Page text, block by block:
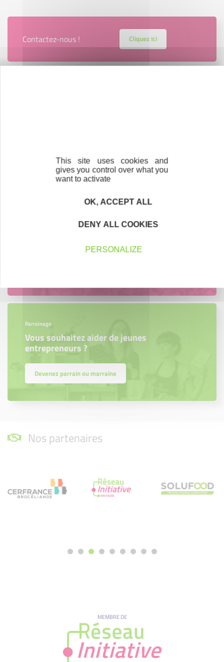
Contactez-nous ! Cliquez ici
En savoir plus
projet entrepreneurial
Parrainage
Vous souhaitez aider de jeunes
entrepreneurs ?
Devenez parrain ou marraine
Nos partenaires
MEMBRE DE
This site uses cookies and
gives you control over what you
want to activate
OK, ACCEPT ALL
DENY ALL COOKIES
PERSONALIZE